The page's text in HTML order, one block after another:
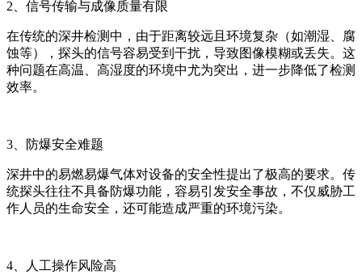
2、信号传输与成像质量有限
在传统的深井检测中，由于距离较远且环境复杂（如潮湿、腐
蚀等），探头的信号容易受到干扰，导致图像模糊或丢失。这
种问题在高温、高湿度的环境中尤为突出，进一步降低了检测
效率。
3、防爆安全难题
深井中的易燃易爆气体对设备的安全性提出了极高的要求。传
统探头往往不具备防爆功能，容易引发安全事故，不仅威胁工
作人员的生命安全，还可能造成严重的环境污染。
4、人工操作风险高